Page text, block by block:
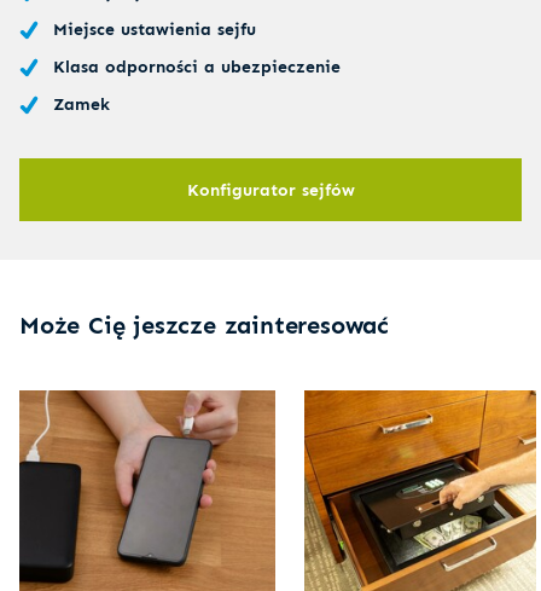
Miejsce ustawienia sejfu
Klasa odporności a ubezpieczenie
Zamek
Konfigurator sejfów
Może Cię jeszcze zainteresować